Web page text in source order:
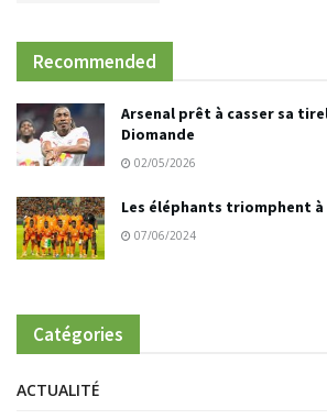
Recommended
Arsenal prêt à casser sa
Diomande
02/05/2026
Les éléphants triomphent
07/06/2024
Catégories
ACTUALITÉ